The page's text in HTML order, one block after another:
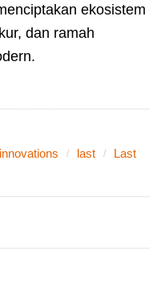
ekosistem
dan ramah
innovations last
Last